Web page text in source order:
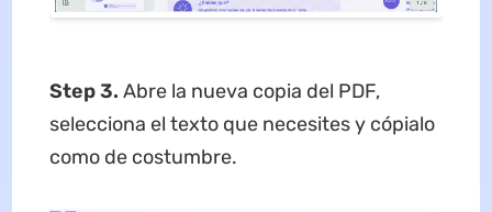
Step 3. Abre la nueva copia del PDF,
selecciona el texto que necesites y cópialo
como de costumbre.